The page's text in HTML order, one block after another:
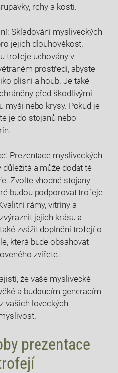
rohy a kosti.
Skladování mysliveckých
jejich dlouhověkost.
trofeje uchovány v
prostředí, abyste
plísní a houb. Je také
před škodlivými
myši nebo krysy. Pokud je
je do stojanů nebo
Prezentace mysliveckých
a může dodat té
Zvolte vhodné stojany
budou podporovat trofeje
rámy, vitríny a
jejich krásu a
zvážit doplnění trofejí o
která bude obsahovat
zvířete.
že vaše myslivecké
a budoucím generacím
vašich loveckých
prezentace